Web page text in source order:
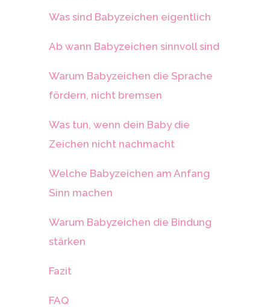
Was sind Babyzeichen eigentlich
Ab wann Babyzeichen sinnvoll sind
Warum Babyzeichen die Sprache
fördern, nicht bremsen
Was tun, wenn dein Baby die
Zeichen nicht nachmacht
Welche Babyzeichen am Anfang
Sinn machen
Warum Babyzeichen die Bindung
stärken
Fazit
FAQ